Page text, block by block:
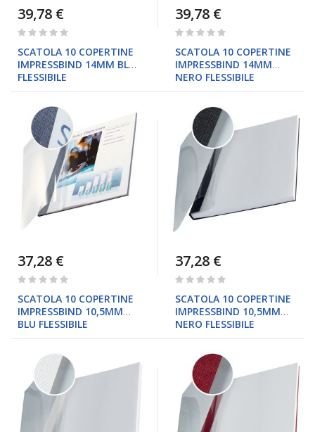
39,78 €
Rating:
SCATOLA 10 COPERTINE
IMPRESSBIND 14MM BLU
FLESSIBILE
39,78 €
Rating:
SCATOLA 10 COPERTINE
IMPRESSBIND 14MM
NERO FLESSIBILE
37,28 €
Rating:
SCATOLA 10 COPERTINE
IMPRESSBIND 10,5MM
BLU FLESSIBILE
37,28 €
Rating:
SCATOLA 10 COPERTINE
IMPRESSBIND 10,5MM
NERO FLESSIBILE